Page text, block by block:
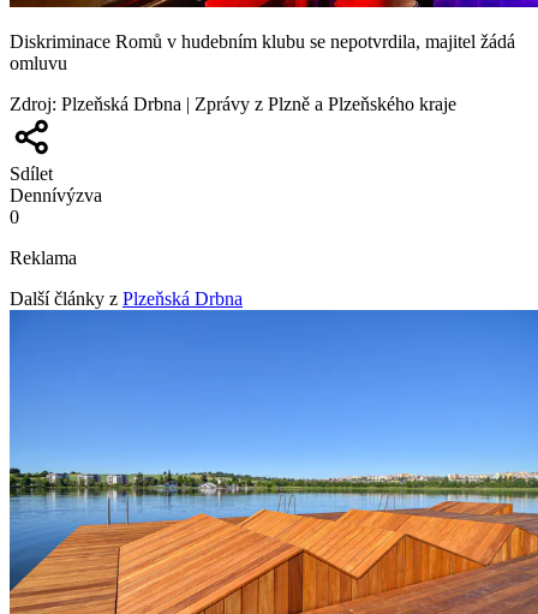
Diskriminace Romů v hudebním klubu se nepotvrdila, majitel žádá
omluvu
Zdroj: Plzeňská Drbna | Zprávy z Plzně a Plzeňského kraje
Sdílet
Dennívýzva
0
Reklama
Další články z Plzeňská Drbna